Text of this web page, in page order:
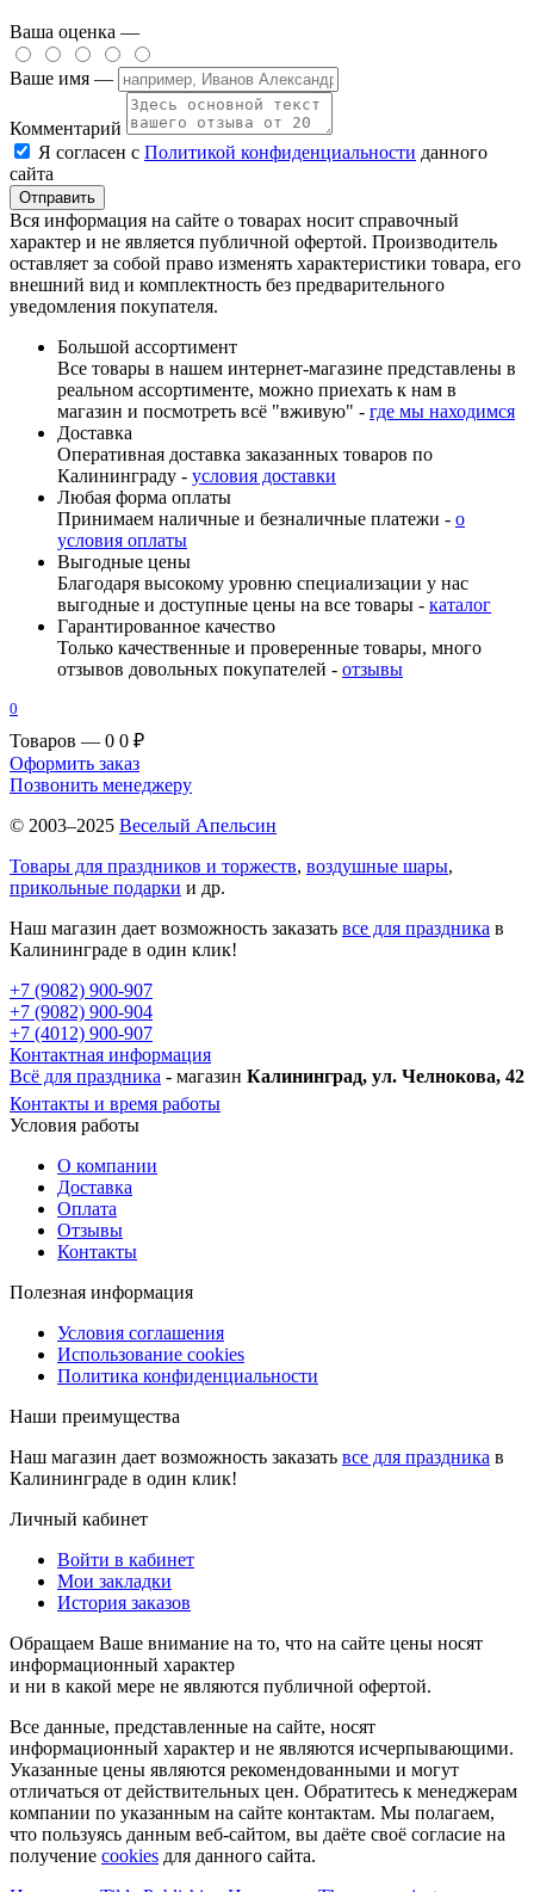
Ваша оценка —
Ваше имя —
Комментарий
Я согласен с Политикой конфиденциальности данного
сайта
Вся информация на сайте о товарах носит справочный
характер и не является публичной офертой. Производитель
оставляет за собой право изменять характеристики товара, его
внешний вид и комплектность без предварительного
уведомления покупателя.
Большой ассортимент
Все товары в нашем интернет-магазине представлены в
реальном ассортименте, можно приехать к нам в
магазин и посмотреть всё "вживую" - где мы находимся
Доставка
Оперативная доставка заказанных товаров по
Калининграду - условия доставки
Любая форма оплаты
Принимаем наличные и безналичные платежи - о
условия оплаты
Выгодные цены
Благодаря высокому уровню специализации у нас
выгодные и доступные цены на все товары - каталог
Гарантированное качество
Только качественные и проверенные товары, много
отзывов довольных покупателей - отзывы
0
Товаров — 0 0 ₽
Оформить заказ
Позвонить менеджеру
© 2003–2025 Веселый Апельсин
Товары для праздников и торжеств, воздушные шары,
прикольные подарки и др.
Наш магазин дает возможность заказать все для праздника в
Калининграде в один клик!
+7 (9082) 900-907
+7 (9082) 900-904
+7 (4012) 900-907
Контактная информация
Всё для праздника - магазин Калининград, ул. Челнокова, 42
Контакты и время работы
Условия работы
О компании
Доставка
Оплата
Отзывы
Контакты
Полезная информация
Условия соглашения
Использование cookies
Политика конфиденциальности
Наши преимущества
Наш магазин дает возможность заказать все для праздника в
Калининграде в один клик!
Личный кабинет
Войти в кабинет
Мои закладки
История заказов
Обращаем Ваше внимание на то, что на сайте цены носят
информационный характер
и ни в какой мере не являются публичной офертой.
Все данные, представленные на сайте, носят
информационный характер и не являются исчерпывающими.
Указанные цены являются рекомендованными и могут
отличаться от действительных цен. Обратитесь к менеджерам
компании по указанным на сайте контактам. Мы полагаем,
что пользуясь данным веб-сайтом, вы даёте своё согласие на
получение cookies для данного сайта.